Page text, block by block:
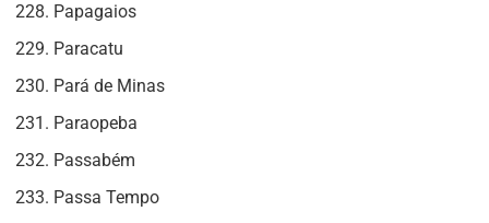
Papagaios
Paracatu
Pará de Minas
Paraopeba
Passabém
Passa Tempo